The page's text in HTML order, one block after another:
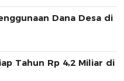
Dana Desa di
Tahun Rp 4,2 Miliar di